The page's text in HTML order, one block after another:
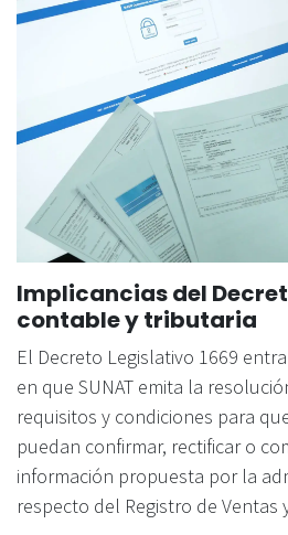
Implicancias del
contable y tributaria
El Decreto Legislativo 1669
en que SUNAT emita la
requisitos y condiciones para
puedan confirmar, rectificar o
información propuesta por la
respecto del Registro de Ventas